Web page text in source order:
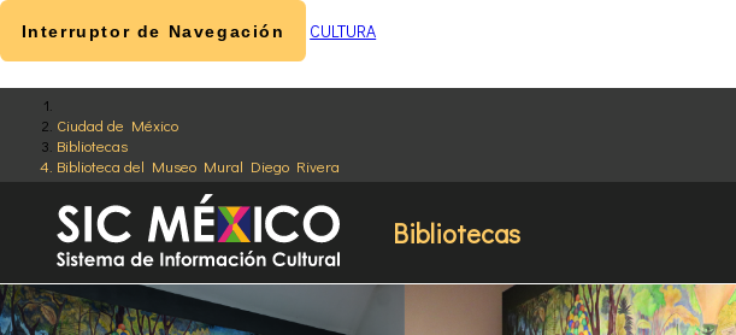
Ciudad de México
Bibliotecas
Biblioteca del Museo Mural Diego Rivera
Bibliotecas
Interruptor de Navegación CULTURA